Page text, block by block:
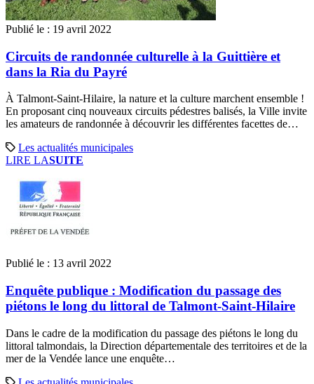
Publié le : 19 avril 2022
Circuits de randonnée culturelle à la Guittière et
dans la Ria du Payré
À Talmont-Saint-Hilaire, la nature et la culture marchent ensemble !
En proposant cinq nouveaux circuits pédestres balisés, la Ville invite
les amateurs de randonnée à découvrir les différentes facettes de…
Les actualités municipales
LIRE LASUITE
Publié le : 13 avril 2022
Enquête publique : Modification du passage des
piétons le long du littoral de Talmont-Saint-Hilaire
Dans le cadre de la modification du passage des piétons le long du
littoral talmondais, la Direction départementale des territoires et de la
mer de la Vendée lance une enquête…